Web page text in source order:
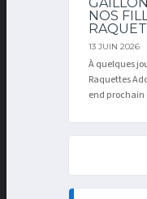
NOS
13 JUIN 2026
À quelques
Raquettes
end prochain